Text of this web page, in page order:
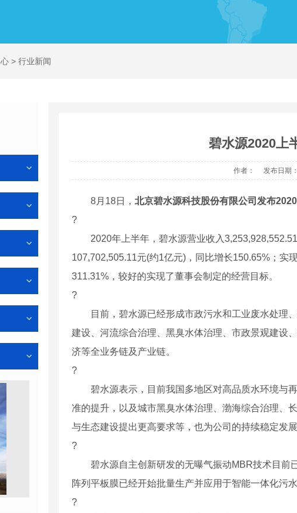
> 行业新闻
碧水源2020上
作者： 发布日期
8月18日， 北京碧水源科技股份有限公司发布
?
2020年上半年，碧水源营业收入
107,702,505.11元(约1亿元)，同比增长150.65%；实
311.31%，较好的实现了董事会制定的经营目标。
?
目前，碧水源已经形成市政污水和工业废水处理、
建设、河流综合治理、黑臭水体治理、市政景观建设
济等全业务链及产业链。
?
碧水源表示，目前我国多地区对高品质水环境与再
准的提升，以及城市黑臭水体治理、渤海综合治理、
与生态建设提出更高要求等，也为公司的持续稳定发
?
碧水源自主创新研发的无曝气振动MBR技术目前
阵列平板膜已经开始批量生产并应用于智能一体化污
?